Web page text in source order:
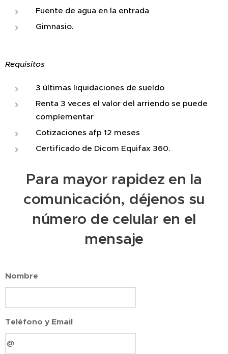
Fuente de agua en la entrada
Gimnasio.
Requisitos
3 últimas liquidaciones de sueldo
Renta 3 veces el valor del arriendo se puede
complementar
Cotizaciones afp 12 meses
Certificado de Dicom Equifax 360.
Para mayor rapidez en la
comunicación, déjenos su
número de celular en el
mensaje
Nombre
Teléfono y Email